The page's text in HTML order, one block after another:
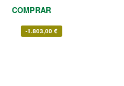
COMPRAR
-1.803,00 €